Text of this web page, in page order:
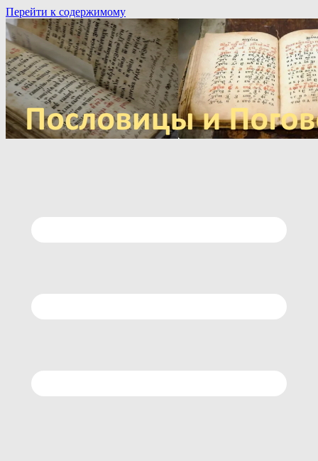
Перейти к содержимому